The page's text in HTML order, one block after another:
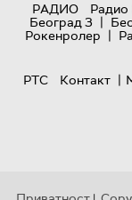
РАДИО
Радио
Београд 3 |
Рокенролер |
РТС
Контакт |